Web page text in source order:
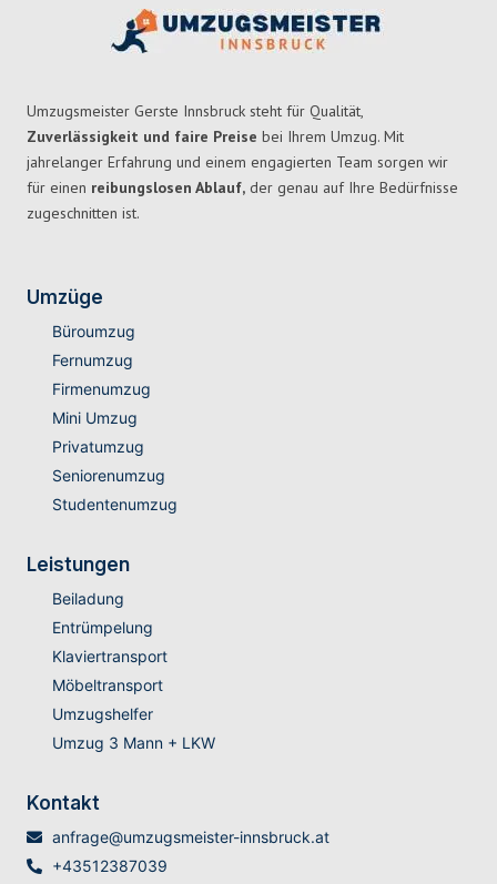
Umzugsmeister Gerste Innsbruck steht für Qualität,
Zuverlässigkeit und faire Preise bei Ihrem Umzug. Mit
jahrelanger Erfahrung und einem engagierten Team sorgen wir
für einen reibungslosen Ablauf, der genau auf Ihre Bedürfnisse
zugeschnitten ist.
Umzüge
Büroumzug
Fernumzug
Firmenumzug
Mini Umzug
Privatumzug
Seniorenumzug
Studentenumzug
Leistungen
Beiladung
Entrümpelung
Klaviertransport
Möbeltransport
Umzugshelfer
Umzug 3 Mann + LKW
Kontakt
anfrage@umzugsmeister-innsbruck.at
+43512387039